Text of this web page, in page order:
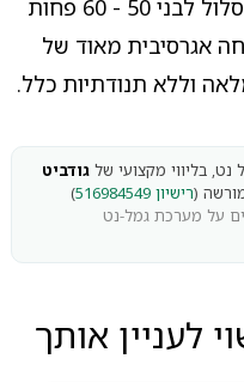
הכשרה חברה לביטוח בע"מ - מסלול לבני 50 - 60 פחות
אגרסיבית מאוד של
וללא תנודתיות כלל.
בליווי מקצועי של גודביט
(רישיון 516984549
)
מבוססים על מערכת גמל-נט
לעניין אותך